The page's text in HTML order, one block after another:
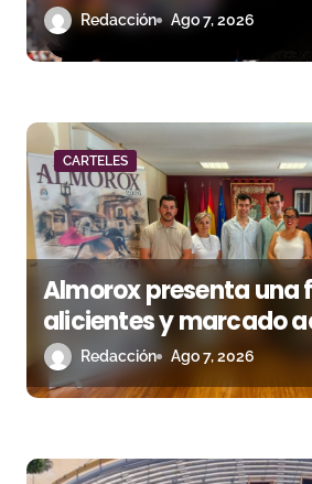
t
r
d
a
s
Redacción Ago 7, 2026
CARTELES
Almorox presenta una
alicientes y marcado
toristaRedacción Ago 7, 2026